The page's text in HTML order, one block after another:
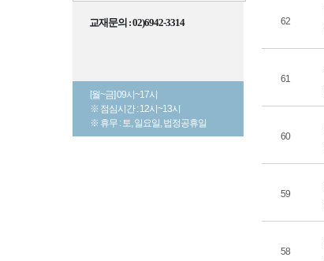
교재문의 : 02)6942-3314
[월~금] 09시~17시
※ 점심시간 : 12시~13시
※ 휴무 : 토, 일요일, 법정공휴일
62
61
60
59
58